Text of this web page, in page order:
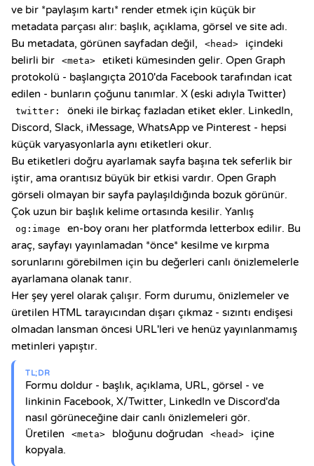
ve bir *paylaşım kartı* render etmek için küçük bir
metadata parçası alır: başlık, açıklama, görsel ve site adı.
Bu metadata, görünen sayfadan değil,
<head>
içindeki
belirli bir
<meta>
etiketi kümesinden gelir. Open Graph
protokolü - başlangıçta 2010'da Facebook tarafından icat
edilen - bunların çoğunu tanımlar. X (eski adıyla Twitter)
twitter:
öneki ile birkaç fazladan etiket ekler. LinkedIn,
Discord, Slack, iMessage, WhatsApp ve Pinterest - hepsi
küçük varyasyonlarla aynı etiketleri okur.
Bu etiketleri doğru ayarlamak sayfa başına tek seferlik bir
iştir, ama orantısız büyük bir etkisi vardır. Open Graph
görseli olmayan bir sayfa paylaşıldığında bozuk görünür.
Çok uzun bir başlık kelime ortasında kesilir. Yanlış
og:image
en-boy oranı her platformda letterbox edilir. Bu
araç, sayfayı yayınlamadan *önce* kesilme ve kırpma
sorunlarını görebilmen için bu değerleri canlı önizlemelerle
ayarlamana olanak tanır.
Her şey yerel olarak çalışır. Form durumu, önizlemeler ve
üretilen HTML tarayıcından dışarı çıkmaz - sızıntı endişesi
olmadan lansman öncesi URL'leri ve henüz yayınlanmamış
metinleri yapıştır.
TL;DR
Formu doldur - başlık, açıklama, URL, görsel - ve
linkinin Facebook, X/Twitter, LinkedIn ve Discord'da
nasıl görüneceğine dair canlı önizlemeleri gör.
Üretilen
<meta> bloğunu doğrudan <head>
içine
kopyala.